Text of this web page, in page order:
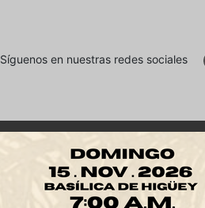
Síguenos en nuestras redes sociales